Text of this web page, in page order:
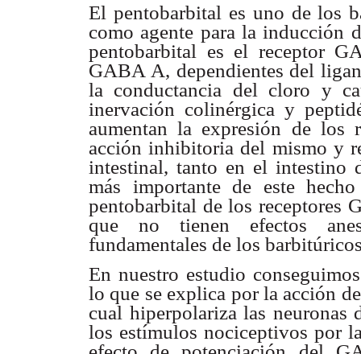
El pentobarbital es uno de los
como agente para la inducción
pentobarbital es el receptor
GABA A, dependientes del
la conductancia del cloro y
inervación colinérgica y
aumentan la expresión de
acción inhibitoria del mismo y
intestinal, tanto en el intestino
más importante de este
pentobarbital de los receptores
que no tienen efectos
fundamentales de los
En nuestro estudio
lo que se explica por la acción
cual hiperpolariza las
los estímulos nociceptivos por